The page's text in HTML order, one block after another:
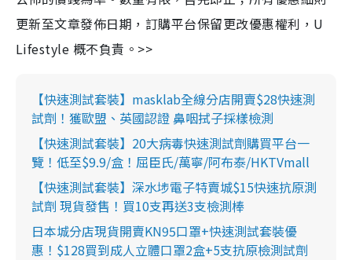
更新至文章發佈日期，訂購平台保留更改優惠權利，U
Lifestyle 概不負責。>>
【快速測試套裝】masklab全線分店開賣$28快速測
試劑！獲歐盟、英國認證 鼻咽拭子採樣檢測
【快速測試套裝】20大病毒快速測試劑購買平台一
覽！低至$9.9/盒！屈臣氏/萬寧/阿布泰/HKTVmall
【快速測試套裝】深水埗電子特賣城$15快速抗原測
試劑 現貨發售！買10支再送3支檢測棒
日本城分店現貨開賣KN95口罩+快速測試套裝優
惠！$128買到成人立體口罩2盒+5支抗原檢測試劑